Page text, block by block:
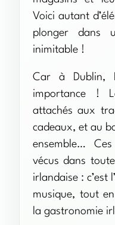
Voici autant
plonger dans
inimitable !
Car à Dublin,
importance !
attachés aux
cadeaux, et au
ensemble…
vécus dans
irlandaise : c’est
musique, tout
la gastronomie